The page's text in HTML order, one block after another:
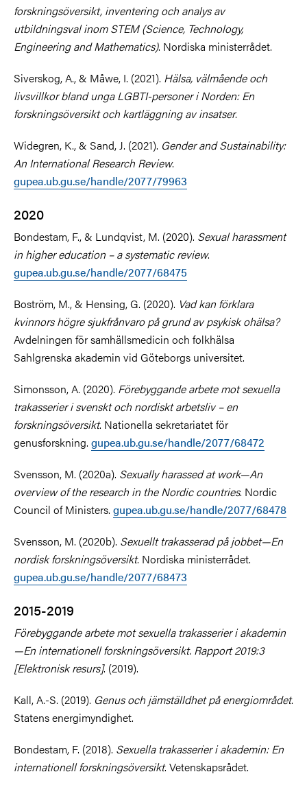
forskningsöversikt, inventering och analys av
utbildningsval inom STEM (Science, Technology,
Engineering and Mathematics). Nordiska ministerrådet.
Siverskog, A., & Måwe, I. (2021). Hälsa, välmående och
livsvillkor bland unga LGBTI-personer i Norden: En
forskningsöversikt och kartläggning av insatser.
Widegren, K., & Sand, J. (2021). Gender and Sustainability:
An International Research Review.
gupea.ub.gu.se/handle/2077/79963
2020
Bondestam, F., & Lundqvist, M. (2020). Sexual harassment
in higher education – a systematic review.
gupea.ub.gu.se/handle/2077/68475
Boström, M., & Hensing, G. (2020). Vad kan förklara
kvinnors högre sjukfrånvaro på grund av psykisk ohälsa?
Avdelningen för samhällsmedicin och folkhälsa
Sahlgrenska akademin vid Göteborgs universitet.
Simonsson, A. (2020). Förebyggande arbete mot sexuella
trakasserier i svenskt och nordiskt arbetsliv – en
forskningsöversikt. Nationella sekretariatet för
genusforskning. gupea.ub.gu.se/handle/2077/68472
Svensson, M. (2020a). Sexually harassed at work—An
overview of the research in the Nordic countries. Nordic
Council of Ministers. gupea.ub.gu.se/handle/2077/68478
Svensson, M. (2020b). Sexuellt trakasserad på jobbet—En
nordisk forskningsöversikt. Nordiska ministerrådet.
gupea.ub.gu.se/handle/2077/68473
2015-2019
Förebyggande arbete mot sexuella trakasserier i akademin
—En internationell forskningsöversikt. Rapport 2019:3
[Elektronisk resurs]. (2019).
Kall, A.-S. (2019). Genus och jämställdhet på energiområdet.
Statens energimyndighet.
Bondestam, F. (2018). Sexuella trakasserier i akademin: En
internationell forskningsöversikt. Vetenskapsrådet.